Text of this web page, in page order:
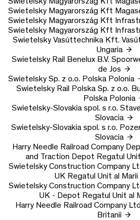
Swietelsky Magyarország Kft
Swietelsky Magyarország Kft
Swietelsky Magyarország Kft
Swietelsky Vasúttechnika Kft.
Ungaria
Swietelsky Rail Benelux B.V.
de Jos
Swietelsky Sp. z o.o. Polska Polonia
Swietelsky Rail Polska Sp. z o.o.
Polska Polonia
Swietelsky-Slovakia spol. s r.o.
Slovacia
Swietelsky-Slovakia spol. s r.o.
Slovacia
Harry Needle Railroad Company
and Traction Depot Regatul
Swietelsky Construction Company
UK Regatul Unit al
Swietelsky Construction Company
UK - Depot Regatul Unit al
Harry Needle Railroad Company Ltd
Britanii